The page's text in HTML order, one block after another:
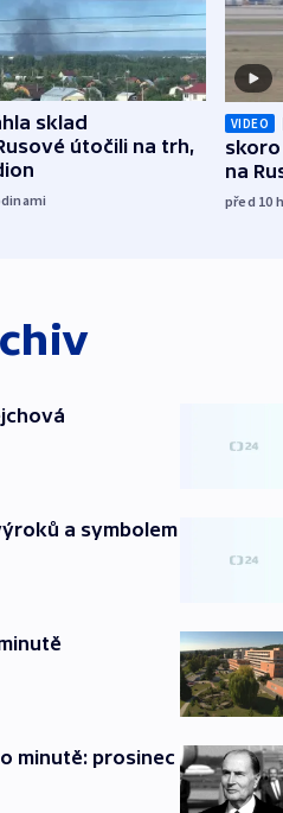
sklad
útočili na trh,
VIDEO
na
před 10
a symbolem
minutě: prosinec